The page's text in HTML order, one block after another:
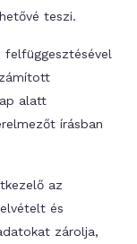
teszi.
alatt
írásban
az
és
zárolja,